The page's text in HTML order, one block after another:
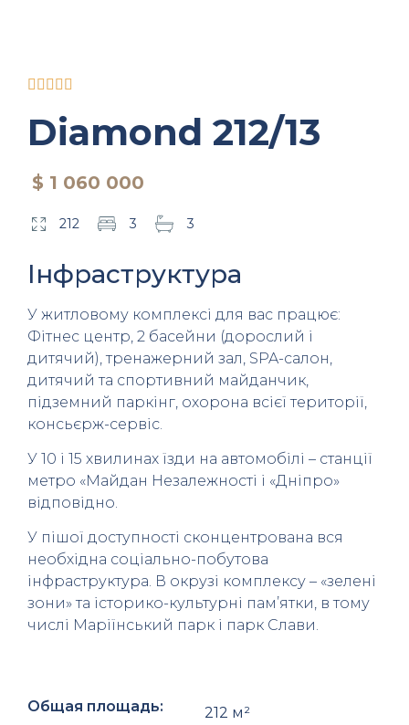
    
Diamond 212/13
$ 1 060 000
212 3 3
Інфраструктура
У житловому комплексі для вас працює:
Фітнес центр, 2 басейни (дорослий і
дитячий), тренажерний зал, SPA-салон,
дитячий та спортивний майданчик,
підземний паркінг, охорона всієї території,
консьєрж-сервіс.
У 10 і 15 хвилинах їзди на автомобілі – станції
метро «Майдан Незалежності і «Дніпро»
відповідно.
У пішої доступності сконцентрована вся
необхідна соціально-побутова
інфраструктура. В окрузі комплексу – «зелені
зони» та історико-культурні пам’ятки, в тому
числі Маріїнський парк і парк Слави.
Общая площадь:
212 м²